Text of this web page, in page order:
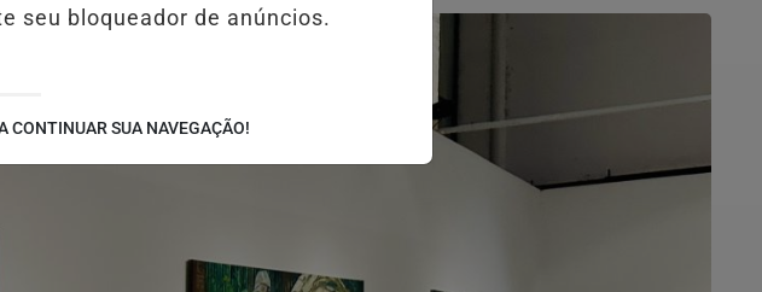
seu bloqueador de anúncios.
CONTINUAR SUA NAVEGAÇÃO!